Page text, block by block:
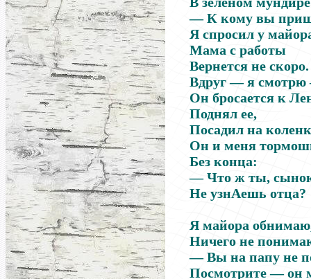
— К кому вы
Я спросил у
Мама с работы
Вернется не скоро.
Вдруг — я
Он бросается к
Поднял ее,
Посадил на
Он и меня
Без конца:
— Что ж ты,
Не узнАешь отца?
Я майора
Ничего не
— Вы на папу не
Посмотрите — он